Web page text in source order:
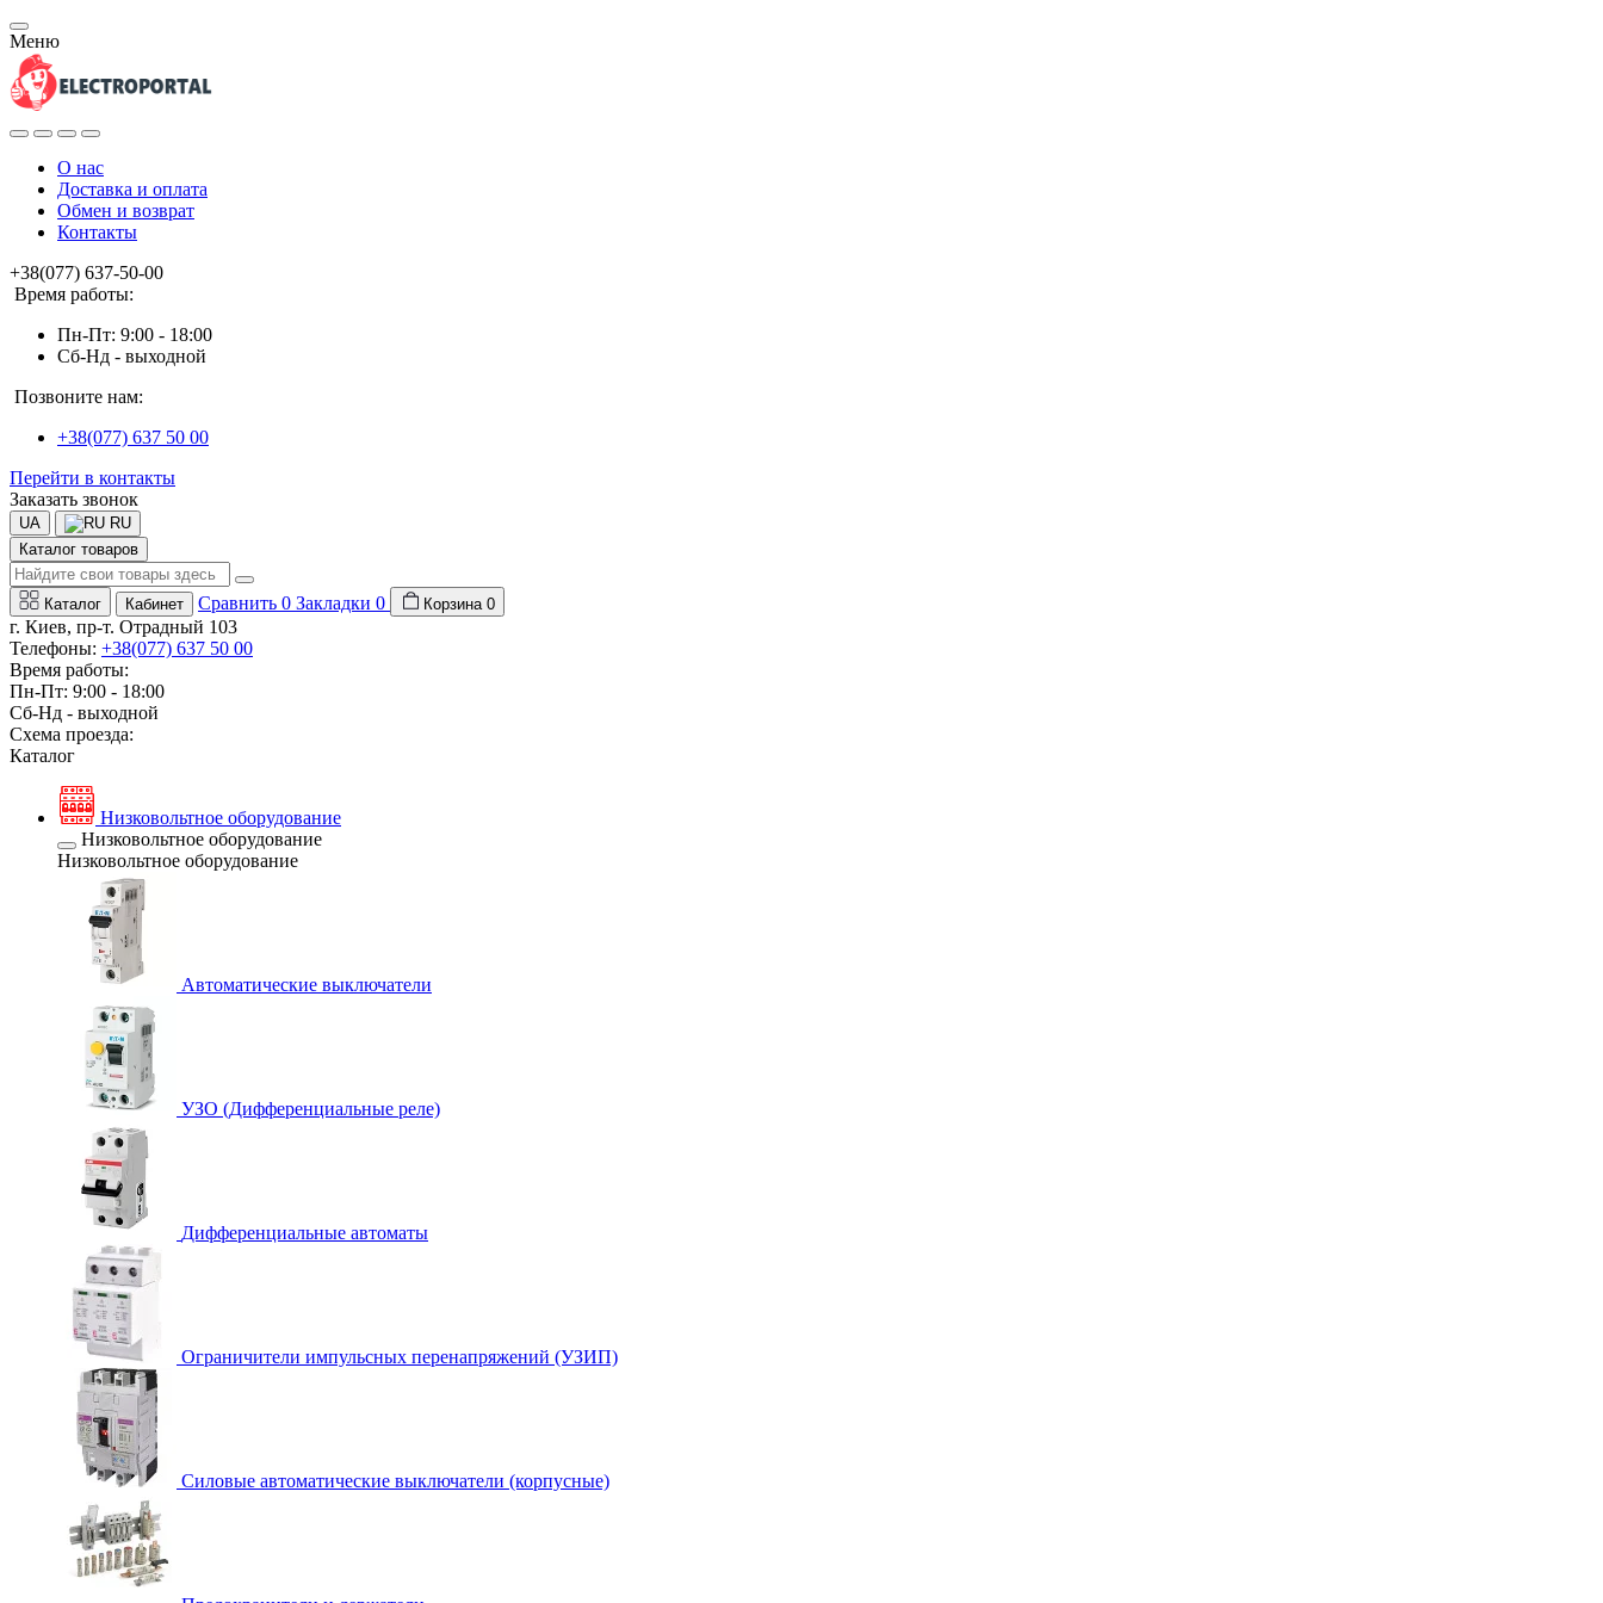
Меню
О нас
Доставка и оплата
Обмен и возврат
Контакты
+38(077) 637-50-00
Время работы:
Пн-Пт: 9:00 - 18:00
Сб-Нд - выходной
Позвоните нам:
+38(077) 637 50 00
Перейти в контакты
Заказать звонок
UA
RU
Каталог товаров
Каталог Кабинет Сравнить 0 Закладки 0 Корзина 0
г. Киев, пр-т. Отрадный 103
Телефоны: +38(077) 637 50 00
Время работы:
Пн-Пт: 9:00 - 18:00
Сб-Нд - выходной
Схема проезда:
Каталог
Низковольтное оборудование
Низковольтное оборудование
Низковольтное оборудование
Автоматические выключатели
УЗО (Дифференциальные реле)
Дифференциальные автоматы
Ограничители импульсных перенапряжений (УЗИП)
Силовые автоматические выключатели (корпусные)